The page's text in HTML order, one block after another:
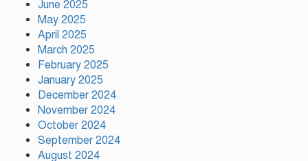
June 2025
May 2025
April 2025
March 2025
February 2025
January 2025
December 2024
November 2024
October 2024
September 2024
August 2024